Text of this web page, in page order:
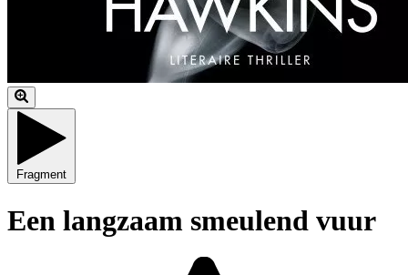
Fragment
Een langzaam smeulend vuur